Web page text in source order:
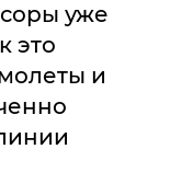
уже
это
и